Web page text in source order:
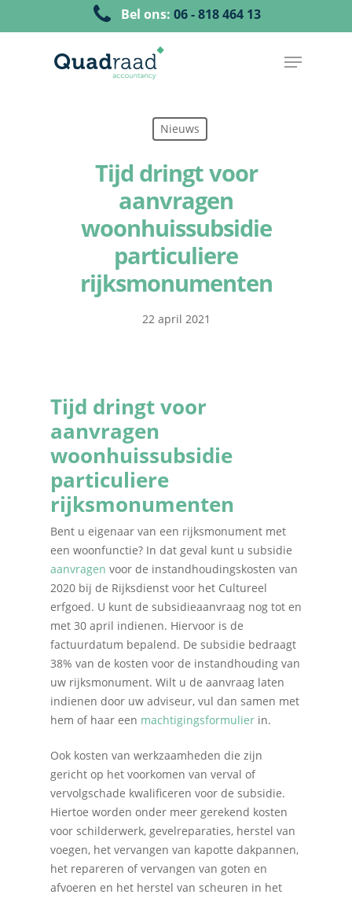
Bel ons: 06 - 818 464 13
Nieuws
Tijd dringt voor
aanvragen
woonhuissubsidie
particuliere
rijksmonumenten
22 april 2021
Tijd dringt voor
aanvragen
woonhuissubsidie
particuliere
rijksmonumenten
Bent u eigenaar van een rijksmonument met
een woonfunctie? In dat geval kunt u subsidie
aanvragen voor de instandhoudingskosten van
2020 bij de Rijksdienst voor het Cultureel
erfgoed. U kunt de subsidieaanvraag nog tot en
met 30 april indienen. Hiervoor is de
factuurdatum bepalend. De subsidie bedraagt
38% van de kosten voor de instandhouding van
uw rijksmonument. Wilt u de aanvraag laten
indienen door uw adviseur, vul dan samen met
hem of haar een machtigingsformulier in.
Ook kosten van werkzaamheden die zijn
gericht op het voorkomen van verval of
vervolgschade kwalificeren voor de subsidie.
Hiertoe worden onder meer gerekend kosten
voor schilderwerk, gevelreparaties, herstel van
voegen, het vervangen van kapotte dakpannen,
het repareren of vervangen van goten en
afvoeren en het herstel van scheuren in het